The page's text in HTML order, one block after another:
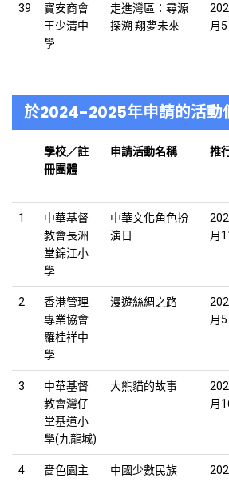
39
寶安商會
王少清中
學
走進灣區：尋源
探溯 翔夢未來
月5
於2024-2025年申請的活動
學校／註
冊團體
申請活動名稱 推
1
中華基督
教會長洲
堂錦江小
學
中華文化角色扮
演日
月
2
香港管理
專業協會
羅桂祥中
學
漫遊絲綢之路
月5
3
中華基督
教會灣仔
堂基道小
學(九龍城)
大熊貓的故事
月
4
嗇色園主
中國少數民族